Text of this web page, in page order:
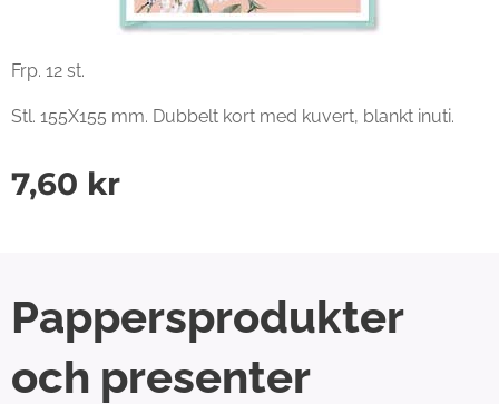
Frp. 12 st.
Stl. 155X155 mm. Dubbelt kort med kuvert, blankt inuti.
7,60 kr
Pappersprodukter
och presenter